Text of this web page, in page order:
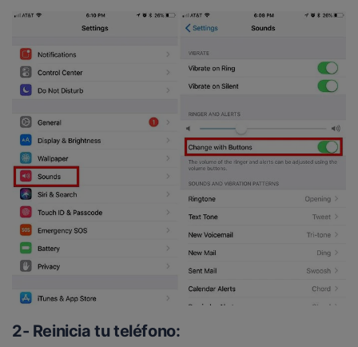
2- Reinicia tu teléfono: